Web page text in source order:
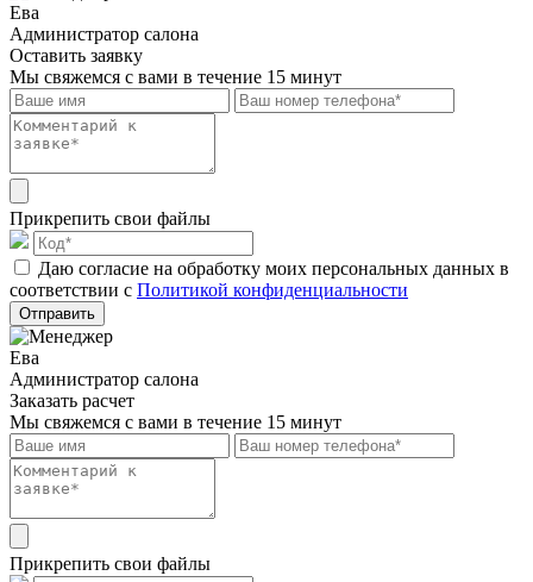
Ева
Администратор салона
Оставить заявку
Мы свяжемся с вами в течение 15 минут
Прикрепить свои файлы
Даю согласие на обработку моих персональных данных в
соответствии с Политикой конфиденциальности
Отправить
Ева
Администратор салона
Заказать расчет
Мы свяжемся с вами в течение 15 минут
Прикрепить свои файлы